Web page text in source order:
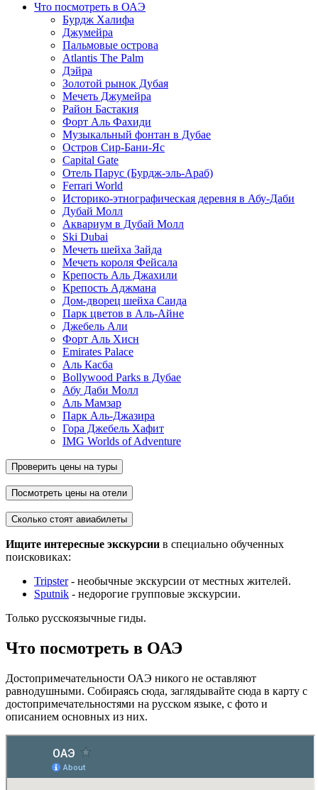
Что посмотреть в ОАЭ
Бурдж Халифа
Джумейра
Пальмовые острова
Atlantis The Palm
Дэйра
Золотой рынок Дубая
Мечеть Джумейра
Район Бастакия
Форт Аль Фахиди
Музыкальный фонтан в Дубае
Остров Сир-Бани-Яс
Capital Gate
Отель Парус (Бурдж-эль-Араб)
Ferrari World
Историко-этнографическая деревня в Абу-Даби
Дубай Молл
Аквариум в Дубай Молл
Ski Dubai
Мечеть шейха Зайда
Мечеть короля Фейсала
Крепость Аль Джахили
Крепость Аджмана
Дом-дворец шейха Саида
Парк цветов в Аль-Айне
Джебель Али
Форт Аль Хисн
Emirates Palace
Аль Касба
Bollywood Parks в Дубае
Абу Даби Молл
Аль Мамзар
Парк Аль-Джазира
Гора Джебель Хафит
IMG Worlds of Adventure
Проверить цены на туры
Посмотреть цены на отели
Сколько стоят авиабилеты
Ищите интересные экскурсии в специально обученных
поисковиках:
Tripster- необычные экскурсии от местных жителей.
Sputnik - недорогие групповые экскурсии.
Только русскоязычные гиды.
Что посмотреть в ОАЭ
Достопримечательности ОАЭ никого не оставляют
равнодушными. Собираясь сюда, заглядывайте сюда в карту с
достопримечательностями на русском языке, с фото и
описанием основных из них.